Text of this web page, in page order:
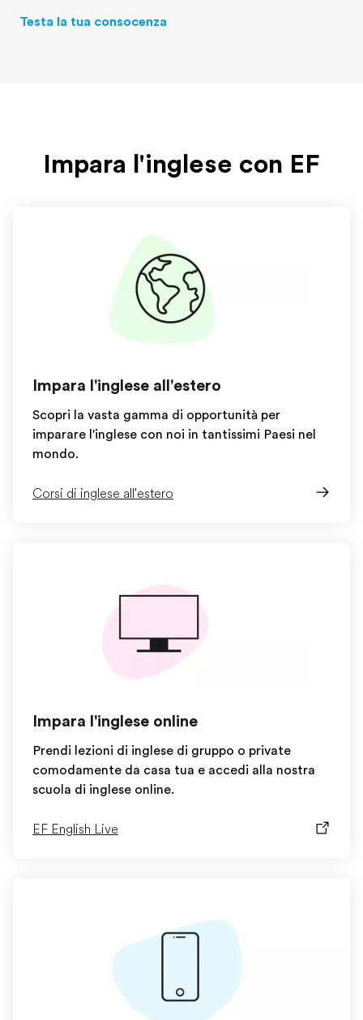
Testa la tua consocenza
Impara l'inglese con EF
Impara l'inglese all'estero
Scopri la vasta gamma di opportunità per
imparare l'inglese con noi in tantissimi Paesi nel
mondo.
Corsi di inglese all'estero
Impara l'inglese online
Prendi lezioni di inglese di gruppo o private
comodamente da casa tua e accedi alla nostra
scuola di inglese online.
EF English Live